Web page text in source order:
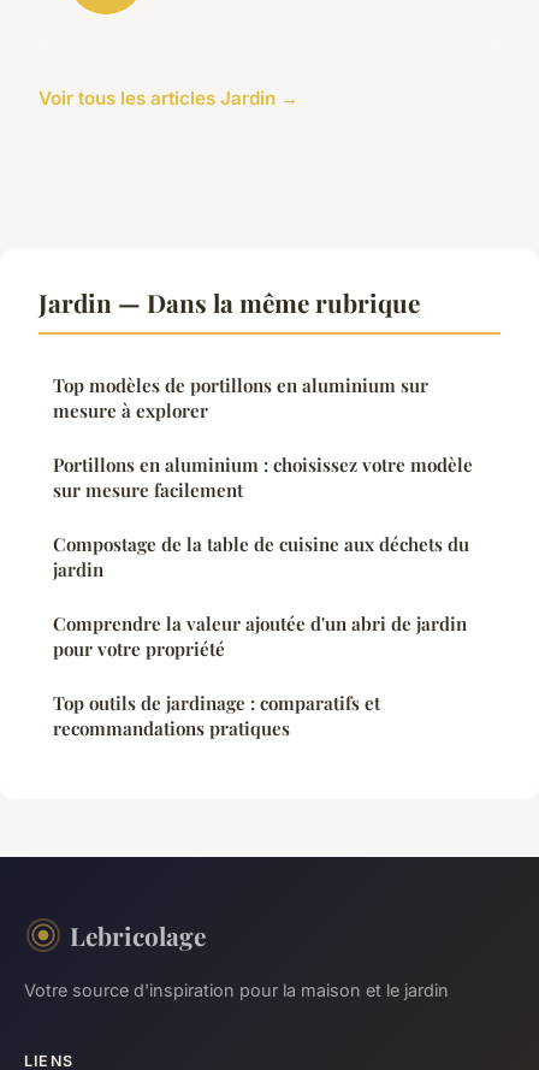
Voir tous les articles Jardin →
Jardin — Dans la même rubrique
Top modèles de portillons en aluminium sur
mesure à explorer
Portillons en aluminium : choisissez votre modèle
sur mesure facilement
Compostage de la table de cuisine aux déchets du
jardin
Comprendre la valeur ajoutée d'un abri de jardin
pour votre propriété
Top outils de jardinage : comparatifs et
recommandations pratiques
Lebricolage
Votre source d'inspiration pour la maison et le jardin
LIENS